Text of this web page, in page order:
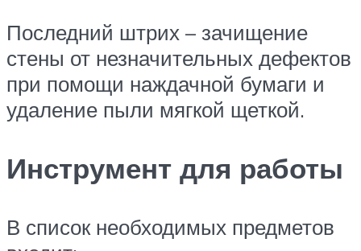
Последний штрих – зачищение
стены от незначительных дефектов
при помощи наждачной бумаги и
удаление пыли мягкой щеткой.
Инструмент для работы
В список необходимых предметов